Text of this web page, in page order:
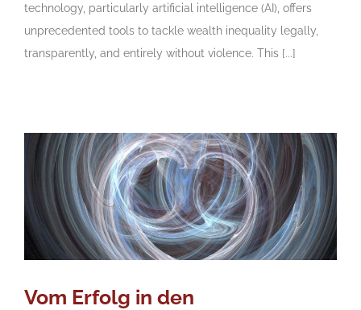
technology, particularly artificial intelligence (AI), offers
unprecedented tools to tackle wealth inequality legally,
transparently, and entirely without violence. This [...]
Vom Erfolg in den